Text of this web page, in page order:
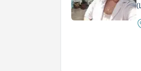
Op. Dr. Damla